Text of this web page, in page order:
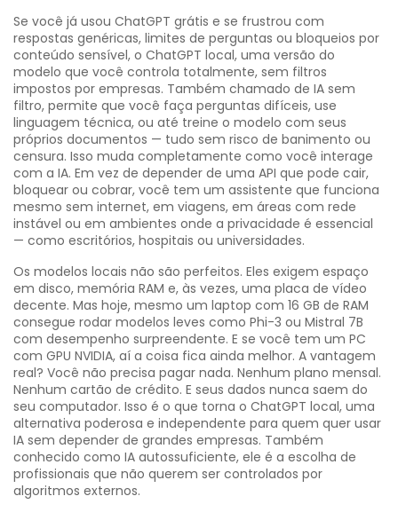
Se você já usou ChatGPT grátis e se frustrou com
respostas genéricas, limites de perguntas ou bloqueios por
conteúdo sensível, o ChatGPT local, uma versão do
modelo que você controla totalmente, sem filtros
impostos por empresas. Também chamado de IA sem
filtro, permite que você faça perguntas difíceis, use
linguagem técnica, ou até treine o modelo com seus
próprios documentos — tudo sem risco de banimento ou
censura. Isso muda completamente como você interage
com a IA. Em vez de depender de uma API que pode cair,
bloquear ou cobrar, você tem um assistente que funciona
mesmo sem internet, em viagens, em áreas com rede
instável ou em ambientes onde a privacidade é essencial
— como escritórios, hospitais ou universidades.
Os modelos locais não são perfeitos. Eles exigem espaço
em disco, memória RAM e, às vezes, uma placa de vídeo
decente. Mas hoje, mesmo um laptop com 16 GB de RAM
consegue rodar modelos leves como Phi-3 ou Mistral 7B
com desempenho surpreendente. E se você tem um PC
com GPU NVIDIA, aí a coisa fica ainda melhor. A vantagem
real? Você não precisa pagar nada. Nenhum plano mensal.
Nenhum cartão de crédito. E seus dados nunca saem do
seu computador. Isso é o que torna o ChatGPT local, uma
alternativa poderosa e independente para quem quer usar
IA sem depender de grandes empresas. Também
conhecido como IA autossuficiente, ele é a escolha de
profissionais que não querem ser controlados por
algoritmos externos.